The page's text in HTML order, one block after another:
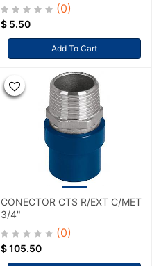
(0)
$ 5.50
Add To Cart
CONECTOR CTS R/EXT C/MET
3/4"
(0)
$105.50